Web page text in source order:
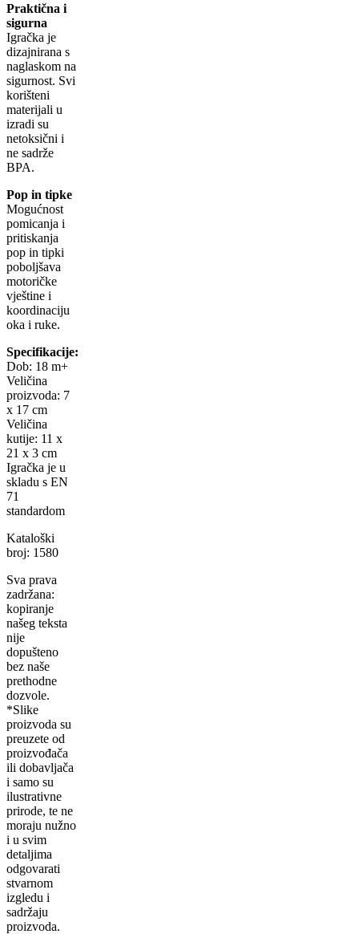
Praktična i
sigurna
Igračka je
dizajnirana s
naglaskom na
sigurnost. Svi
korišteni
materijali u
izradi su
netoksični i
ne sadrže
BPA.
Pop in tipke
Mogućnost
pomicanja i
pritiskanja
pop in tipki
poboljšava
motoričke
vještine i
koordinaciju
oka i ruke.
Specifikacije:
Dob: 18 m+
Veličina
proizvoda: 7
x 17 cm
Veličina
kutije: 11 x
21 x 3 cm
Igračka je u
skladu s EN
71
standardom
Kataloški
broj: 1580
Sva prava
zadržana:
kopiranje
našeg teksta
nije
dopušteno
bez naše
prethodne
dozvole.
*Slike
proizvoda su
preuzete od
proizvođača
ili dobavljača
i samo su
ilustrativne
prirode, te ne
moraju nužno
i u svim
detaljima
odgovarati
stvarnom
izgledu i
sadržaju
proizvoda.